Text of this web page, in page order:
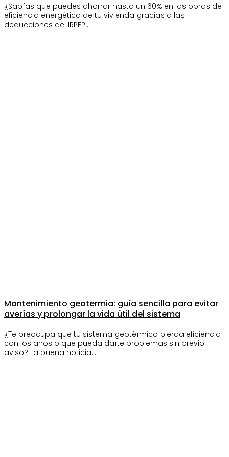
¿Sabías que puedes ahorrar hasta un 60% en las obras de
eficiencia energética de tu vivienda gracias a las
deducciones del IRPF?…
Mantenimiento geotermia: guía sencilla para evitar
averías y prolongar la vida útil del sistema
¿Te preocupa que tu sistema geotérmico pierda eficiencia
con los años o que pueda darte problemas sin previo
aviso? La buena noticia…